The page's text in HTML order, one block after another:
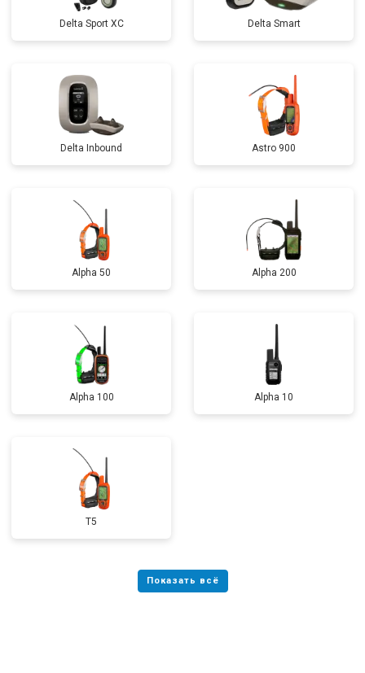
Delta Sport XC Delta Smart
Delta Inbound Astro 900
Alpha 50 Alpha 200
Alpha 100 Alpha 10
T5